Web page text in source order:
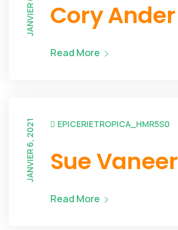
Cory Ander
Read More
EPICERIETROPICA_HMR5S0
JANVIER 6, 2021 Sue Vaneer
Read More